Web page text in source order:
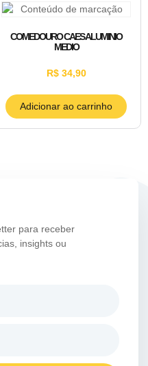
COMEDOURO CAES ALUMINIO
MEDIO
R$34,90
Adicionar ao carrinho
para receber
insights ou